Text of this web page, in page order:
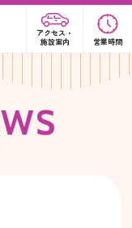
アクセス・
施設案内
営業時間
WS